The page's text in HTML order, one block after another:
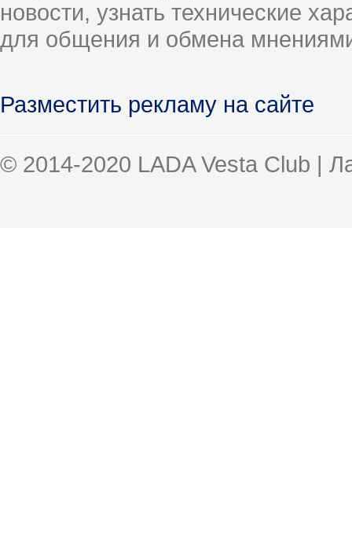
новости, узнать технические
для общения и обмена
Разместить рекламу на сайте
© 2014-2020 LADA Vesta Club |